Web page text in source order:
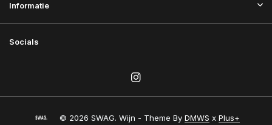
Informatie
Socials
© 2026 SWAG. Wijn - Theme By DMWS x Plus+